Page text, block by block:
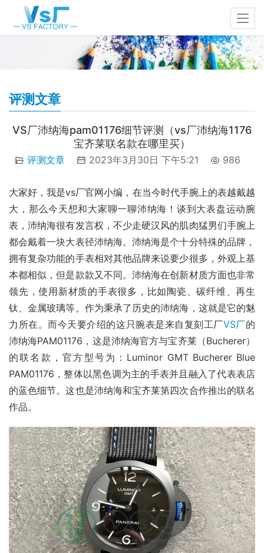
评测文章
VS厂沛纳海pam01176细节评测（vs厂沛纳海1176
宝齐莱联名款在哪里买）
评测文章 2023年3月30日 下午5:21 986
大家好，我是vs厂官网小编，在当今时代手腕上的表越戴越
大，那么今天想和大家聊一聊沛纳海！谈到大表盘运动腕
表，沛纳海很有发言权，不少走硬汉风的肌肉猛男们手腕上
都会戴着一块大表径沛纳海。沛纳海是个十分特殊的品牌，
拥有复杂功能的手表相对其他品牌来说要少很多，外观上基
本都相似，但是款款又不同。沛纳海在创新材质方面也非常
领先，使用新材质的手表很多，比如陶瓷、碳纤维、再生
钛、金属玻璃等。作为秉承了历史的沛纳海，这就是它的魅
力所在。而今天要介绍的这只腕表是来自复刻工厂VS厂的
沛纳海PAM01176，这是沛纳海官方与宝齐莱（Bucherer）
的联名款，官方型号为：Luminor GMT Bucherer Blue
PAM01176，整体以黑色调为主的手表并且融入了代表表店
的蓝色细节。这也是沛纳海和宝齐莱第四次合作推出的联名
作品。